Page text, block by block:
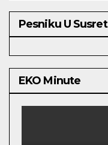
Pesniku U Susret
EKO Minute